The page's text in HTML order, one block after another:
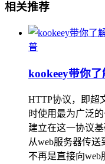
相关推荐
普
kookeey带你
HTTP协议，即超
时使用最为广泛
建立在这一协议
从web服务器传
不再是直接向